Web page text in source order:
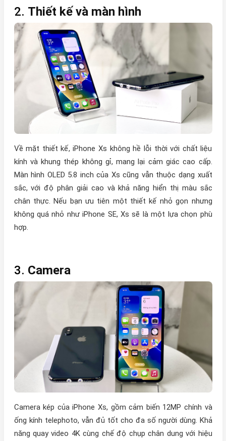
2. Thiết kế và màn hình
Về mặt thiết kế, iPhone Xs không hề lỗi thời với chất liệu
kính và khung thép không gỉ, mang lại cảm giác cao cấp.
Màn hình OLED 5.8 inch của Xs cũng vẫn thuộc dạng xuất
sắc, với độ phân giải cao và khả năng hiển thị màu sắc
chân thực. Nếu bạn ưu tiên một thiết kế nhỏ gọn nhưng
không quá nhỏ như iPhone SE, Xs sẽ là một lựa chọn phù
hợp.
3. Camera
Camera kép của iPhone Xs, gồm cảm biến 12MP chính và
ống kính telephoto, vẫn đủ tốt cho đa số người dùng. Khả
năng quay video 4K cùng chế độ chụp chân dung với hiệu